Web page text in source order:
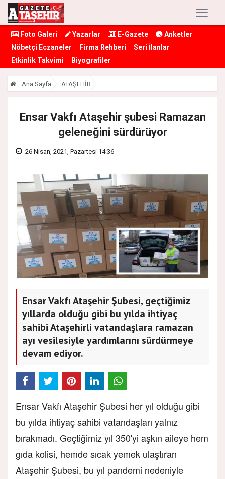
Foto Galeri Yazarlar E-Gazete
Anketler
Nöbetçi Eczaneler
Firma Rehberi
Seri İlanlar
Etkinlik Takvimi
Biyografiler
Ana Sayfa ATAŞEHİR
Ensar Vakfı Ataşehir şubesi Ramazan
geleneğini sürdürüyor
26 Nisan, 2021, Pazartesi 14:36
Ensar Vakfı Ataşehir Şubesi, geçtiğimiz
yıllarda olduğu gibi bu yılda ihtiyaç
sahibi Ataşehirli vatandaşlara ramazan
ayı vesilesiyle yardımlarını sürdürmeye
devam ediyor.
Ensar Vakfı Ataşehir Şubesi her yıl olduğu gibi
bu yılda ihtiyaç sahibi vatandaşları yalnız
bırakmadı. Geçtiğimiz yıl 350'yi aşkın aileye hem
gıda kolisi, hemde sıcak yemek ulaştıran
Ataşehir Şubesi, bu yıl pandemi nedeniyle